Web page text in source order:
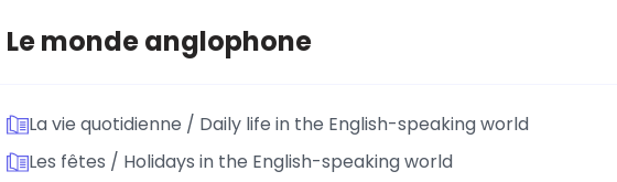
Le monde anglophone
La vie quotidienne / Daily life in the English-speaking world
Les fêtes / Holidays in the English-speaking world